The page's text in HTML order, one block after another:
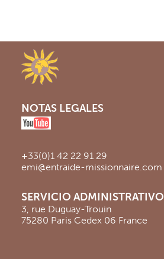
NOTAS LEGALES
+33(0)1 42 22 91 29
emi@entraide-missionnaire.com
SERVICIO ADMINISTRATIVO
3, rue Duguay-Trouin
75280 Paris Cedex 06 France